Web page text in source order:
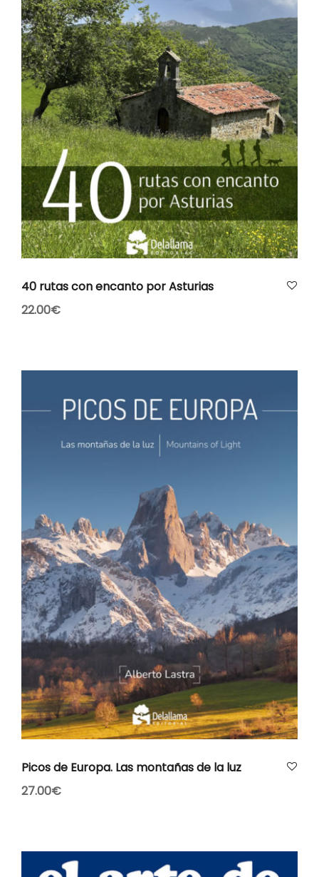
40 rutas con encanto por Asturias
22.00€
Picos de Europa. Las montañas de la luz
27.00€